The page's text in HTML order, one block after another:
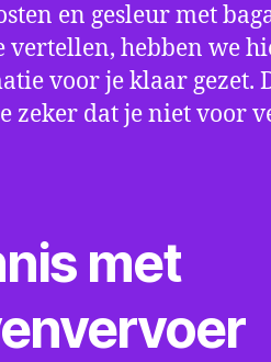
en gesleur met
vertellen, hebben we
voor je klaar gezet.
zeker dat je niet voor
met